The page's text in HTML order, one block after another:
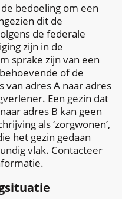
bedoeling om een
dit de
de federale
zijn in de
sprake zijn van een
of de
adres A naar adres
Een gezin dat
adres B kan geen
als ‘zorgwonen’,
het gezin gedaan
vlak. Contacteer